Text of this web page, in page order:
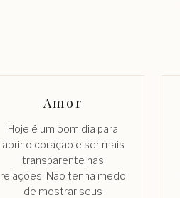
Amor
Hoje é um bom dia para
abrir o coração e ser mais
transparente nas
relações. Não tenha medo
de mostrar seus